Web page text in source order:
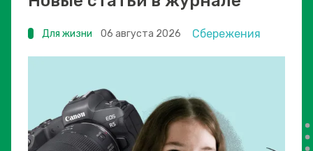
Для жизни 06 августа 2026 Сбережения